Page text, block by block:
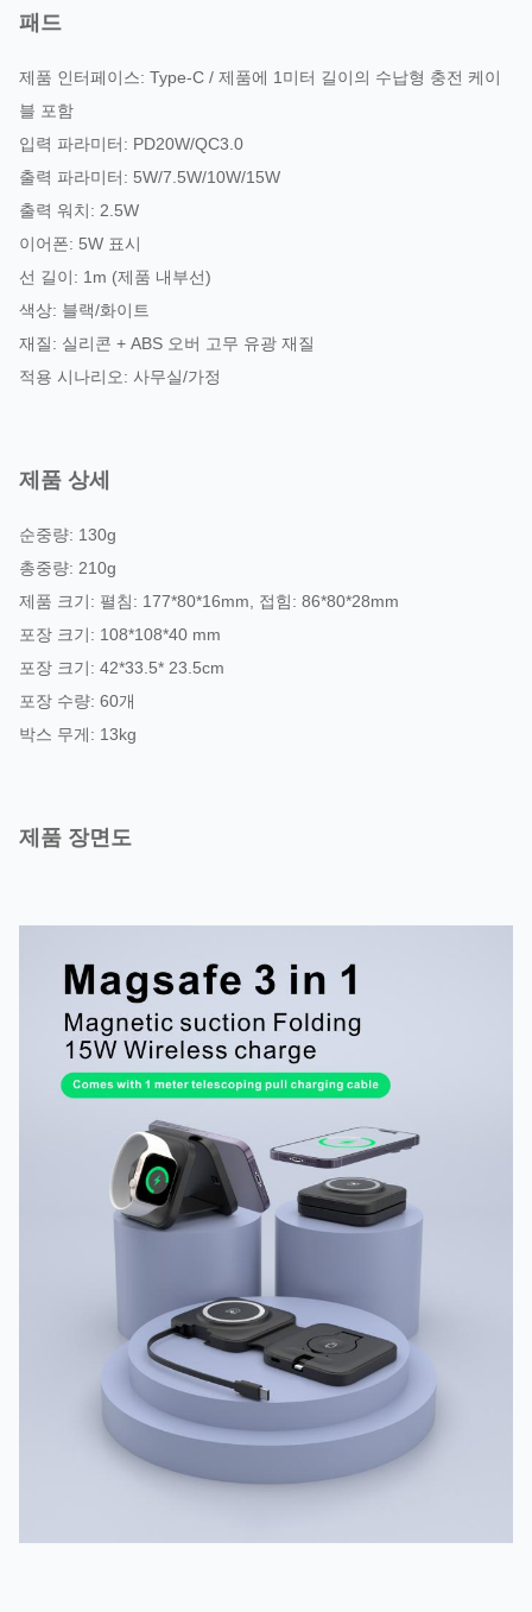
패드
제품 인터페이스: Type-C / 제품에 1미터 길이의 수납형 충전 케이
블 포함
입력 파라미터: PD20W/QC3.0
출력 파라미터: 5W/7.5W/10W/15W
출력 워치: 2.5W
이어폰: 5W 표시
선 길이: 1m (제품 내부선)
색상: 블랙/화이트
재질: 실리콘 + ABS 오버 고무 유광 재질
적용 시나리오: 사무실/가정
제품 상세
순중량: 130g
총중량: 210g
제품 크기: 펼침: 177*80*16mm, 접힘: 86*80*28mm
포장 크기: 108*108*40 mm
포장 크기: 42*33.5* 23.5cm
포장 수량: 60개
박스 무게: 13kg
제품 장면도